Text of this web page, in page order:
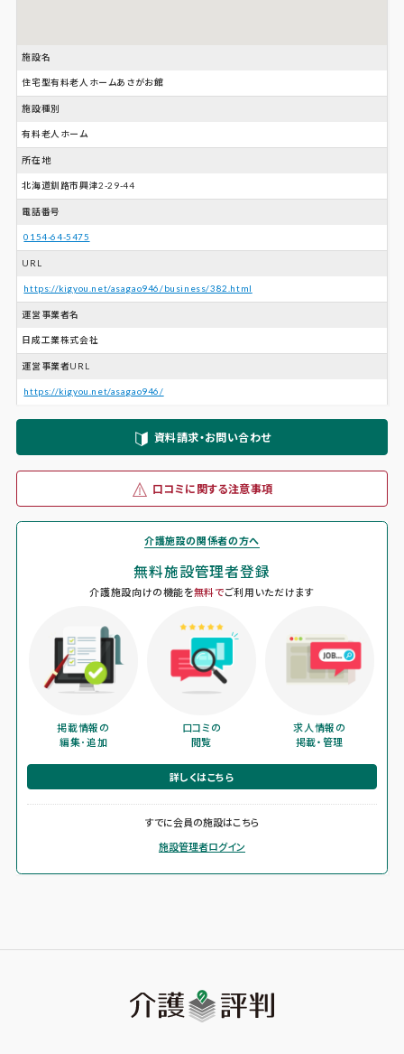
施設名
住宅型有料老人ホームあさがお館
施設種別
有料老人ホーム
所在地
北海道釧路市興津2-29-44
電話番号
0154-64-5475
URL
https://kigyou.net/asagao946/business/382.html
運営事業者名
日成工業株式会社
運営事業者URL
https://kigyou.net/asagao946/
資料請求・お問い合わせ
口コミに関する注意事項
介護施設の関係者の方へ
無料施設管理者登録
介護施設向けの機能を無料でご利用いただけます
掲載情報の
編集･追加
口コミの
閲覧
求人情報の
掲載・管理
詳しくはこちら
すでに会員の施設はこちら
施設管理者ログイン